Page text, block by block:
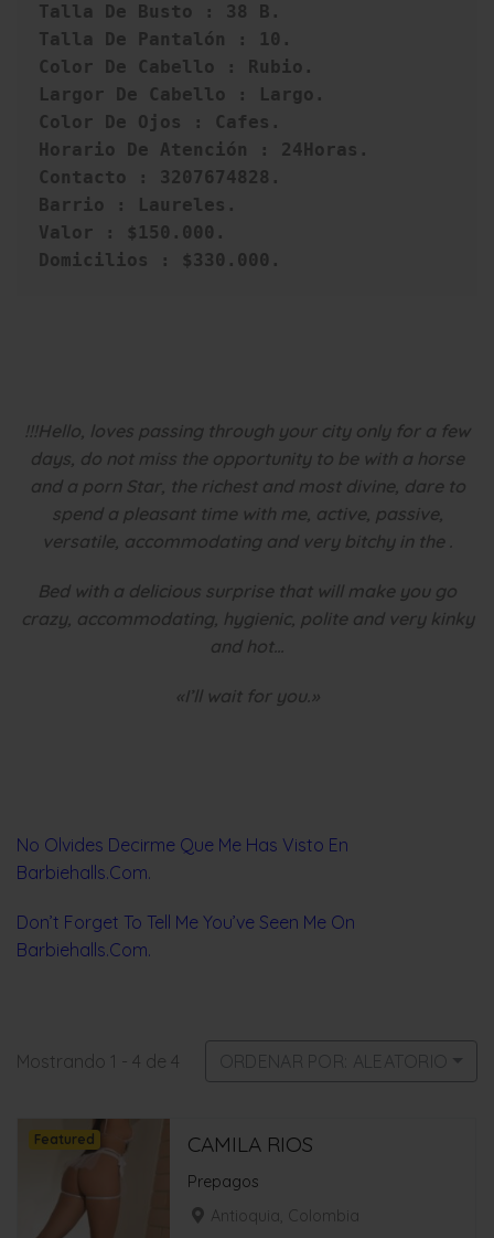
Talla De Busto : 38 B.
Talla De Pantalón : 10.
Color De Cabello : Rubio.
Largor De Cabello : Largo.
Color De Ojos : Cafes.
Horario De Atención : 24Horas.
Contacto : 3207674828.
Barrio : Laureles.
Valor : $150.000.
Domicilios : $330.000.
!!!Hello, loves passing through your city only for a few
days, do not miss the opportunity to be with a horse
and a porn Star, the richest and most divine, dare to
spend a pleasant time with me, active, passive,
versatile, accommodating and very bitchy in the .
Bed with a delicious surprise that will make you go
crazy, accommodating, hygienic, polite and very kinky
and hot…
«I’ll wait for you.»
No Olvides Decirme Que Me Has Visto En
Barbiehalls.Com.
Don’t Forget To Tell Me You’ve Seen Me On
Barbiehalls.Com.
Mostrando 1 - 4 de 4 ORDENAR POR: ALEATORIO
Featured CAMILA RIOS
Prepagos
Antioquia, Colombia